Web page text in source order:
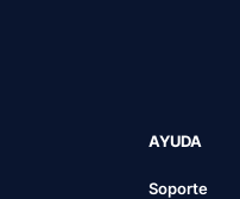
AYUDA
Soporte